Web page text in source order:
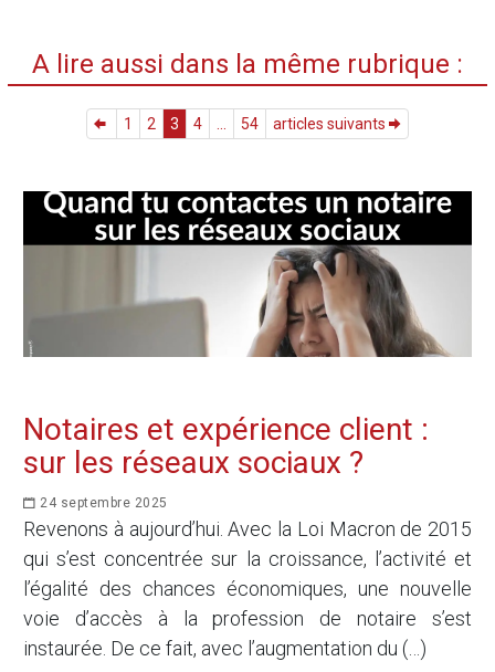
A lire aussi dans la même rubrique :
1 2 3 4 54 articles suivants
Notaires et expérience client :
sur les réseaux sociaux ?
24 septembre 2025
Revenons à aujourd’hui. Avec la Loi Macron de 2015
qui s’est concentrée sur la croissance, l’activité et
l’égalité des chances économiques, une nouvelle
voie d’accès à la profession de notaire s’est
instaurée. De ce fait, avec l’augmentation du (…)